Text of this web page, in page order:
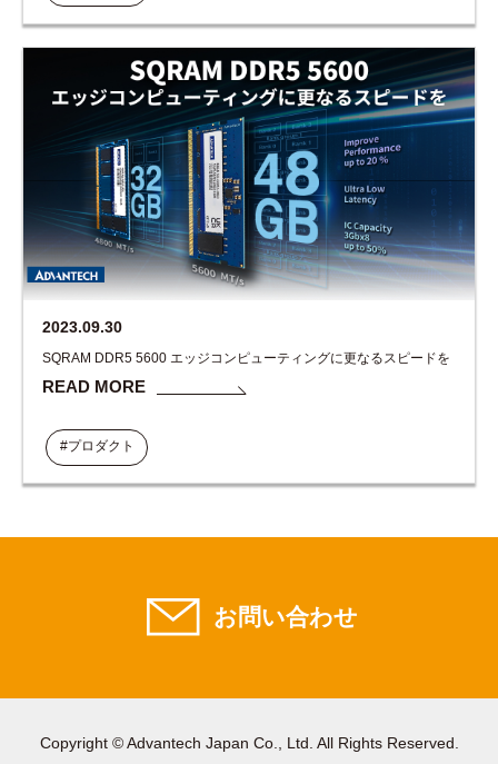
2023.09.30
SQRAM DDR5 5600 エッジコンピューティングに更なるスピードを
READ MORE
#プロダクト
お問い合わせ
Copyright © Advantech Japan Co., Ltd. All Rights Reserved.